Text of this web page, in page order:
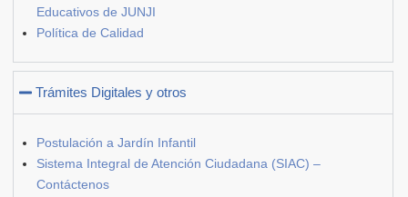
Educativos de JUNJI
Política de Calidad
Trámites Digitales y otros
Postulación a Jardín Infantil
Sistema Integral de Atención Ciudadana (SIAC) –
Contáctenos